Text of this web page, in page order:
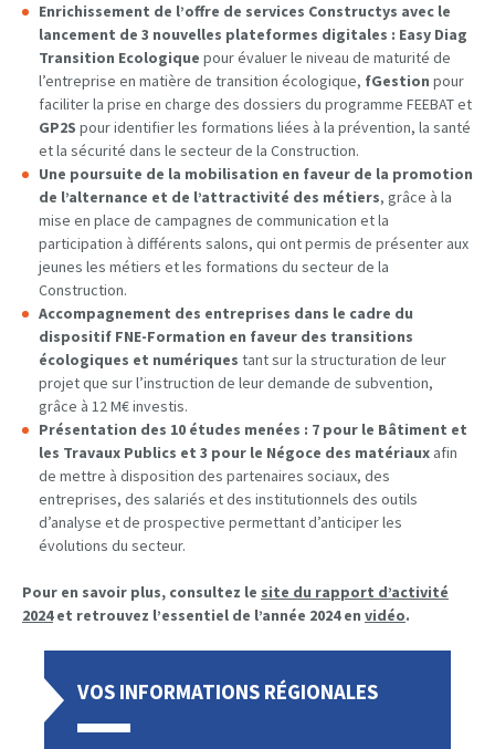
Enrichissement de l’offre de services Constructys avec le
lancement de 3 nouvelles plateformes digitales : Easy Diag
Transition Ecologique pour évaluer le niveau de maturité de
l’entreprise en matière de transition écologique, fGestion pour
faciliter la prise en charge des dossiers du programme FEEBAT et
GP2S pour identifier les formations liées à la prévention, la santé
et la sécurité dans le secteur de la Construction.
Une poursuite de la mobilisation en faveur de la promotion
de l’alternance et de l’attractivité des métiers, grâce à la
mise en place de campagnes de communication et la
participation à différents salons, qui ont permis de présenter aux
jeunes les métiers et les formations du secteur de la
Construction.
Accompagnement des entreprises dans le cadre du
dispositif FNE-Formation en faveur des transitions
écologiques et numériques tant sur la structuration de leur
projet que sur l’instruction de leur demande de subvention,
grâce à 12 M€ investis.
Présentation des 10 études menées : 7 pour le Bâtiment et
les Travaux Publics et 3 pour le Négoce des matériaux afin
de mettre à disposition des partenaires sociaux, des
entreprises, des salariés et des institutionnels des outils
d’analyse et de prospective permettant d’anticiper les
évolutions du secteur.
Pour en savoir plus, consultez le site du rapport d’activité
2024et retrouvez l’essentiel de l’année 2024 en vidéo.
VOS INFORMATIONS RÉGIONALES